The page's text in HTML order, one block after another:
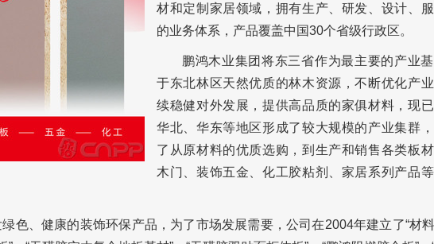
材和定制家居领域，拥有生产、研发、设计、
的业务体系，产品覆盖中国30个省级行政区。
鹏鸿木业集团将东三省作为最主要的产业
于东北林区天然优质的林木资源，不断优化产
续稳健对外发展，提供高品质的家俱材料，现
华北、华东等地区形成了较大规模的产业集群
了从原材料的优质选购，到生产和销售各类板
木门、装饰五金、化工胶粘剂、家居系列产品
色、健康的装饰环保产品，为了市场发展需要，公司在2004年建立了“材